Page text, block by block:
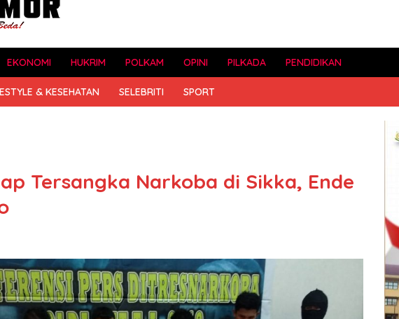
EKONOMI HUKRIM POLKAM OPINI PILKADA PENDIDIKAN
& KESEHATAN SELEBRITI SPORT
Tersangka Narkoba di Sikka, Ende